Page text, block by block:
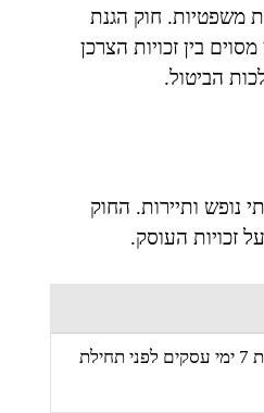
משפטיות. חוק הגנת
בין זכויות הצרכן
הביטול.
נופש ותיירות. החוק
זכויות העוסק.
ניתן לבטל תוך 14 ימים ממועד העסקה, בתנאי שהביטול נעשה לפחות 7 ימי עסקים לפני תחילת